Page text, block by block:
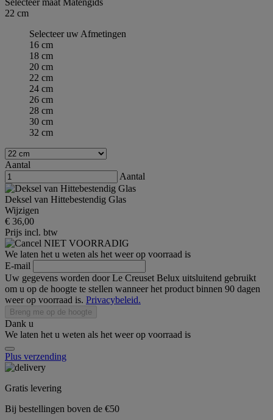
Selecteer maatMatengids
22 cm
Selecteer uw Afmetingen
16 cm
18 cm
20 cm
22 cm
24 cm
26 cm
28 cm
30 cm
32 cm
Aantal
Aantal
Deksel van Hittebestendig Glas
Wijzigen
€ 36,00
Prijs incl. btw
NIET VOORRADIG
We laten het u weten als het weer op voorraad is
E-mail
Uw gegevens worden door Le Creuset Belux uitsluitend gebruikt
om u op de hoogte te stellen wanneer het product binnen 90 dagen
weer op voorraad is. Privacybeleid.
Breng me op de hoogte
Dank u
We laten het u weten als het weer op voorraad is
Plus verzending
Gratis levering
Bij bestellingen boven de €50